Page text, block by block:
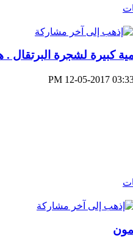
كبيرة لشجرة البرتقال